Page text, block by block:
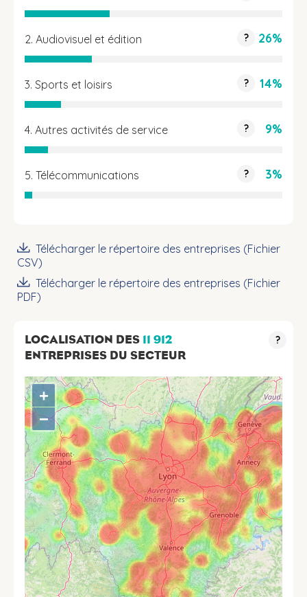
2. Audiovisuel et édition ? 26%
3. Sports et loisirs ? 14%
4. Autres activités de service ? 9%
5. Télécommunications ? 3%
Télécharger le répertoire des entreprises (Fichier
CSV)
Télécharger le répertoire des entreprises (Fichier
PDF)
LOCALISATION DES 11 912
ENTREPRISES DU SECTEUR
?
+
−